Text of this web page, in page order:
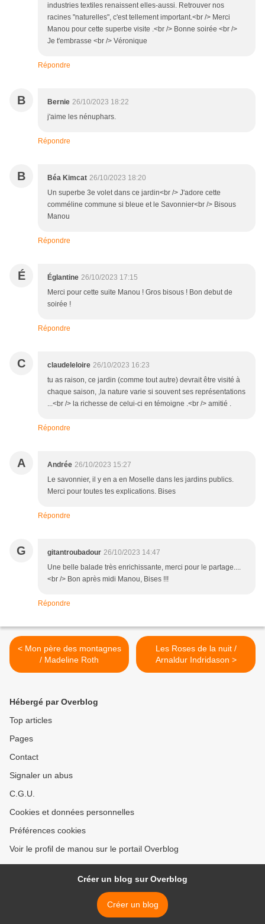
industries textiles renaissent elles-aussi. Retrouver nos
racines "naturelles", c'est tellement important.<br /> Merci
Manou pour cette superbe visite .<br /> Bonne soirée <br />
Je t'embrasse <br /> Véronique
Répondre
B Bernie 26/10/2023 18:22
j'aime les nénuphars.
Répondre
B Béa Kimcat 26/10/2023 18:20
Un superbe 3e volet dans ce jardin<br /> J'adore cette
comméline commune si bleue et le Savonnier<br /> Bisous
Manou
Répondre
É Églantine 26/10/2023 17:15
Merci pour cette suite Manou ! Gros bisous ! Bon debut de
soirée !
Répondre
C claudeleloire 26/10/2023 16:23
tu as raison, ce jardin (comme tout autre) devrait être visité à
chaque saison, ,la nature varie si souvent ses représentations
...<br /> la richesse de celui-ci en témoigne .<br /> amitié .
Répondre
A Andrée 26/10/2023 15:27
Le savonnier, il y en a en Moselle dans les jardins publics.
Merci pour toutes tes explications. Bises
Répondre
G gitantroubadour 26/10/2023 14:47
Une belle balade très enrichissante, merci pour le partage....
<br /> Bon après midi Manou, Bises !!!
Répondre
< Mon père des montagnes
/ Madeline Roth
Les Roses de la nuit /
Arnaldur Indridason >
Hébergé par Overblog
Top articles
Pages
Contact
Signaler un abus
C.G.U.
Cookies et données personnelles
Préférences cookies
Voir le profil de manou sur le portail Overblog
Créer un blog sur Overblog
Créer un blog